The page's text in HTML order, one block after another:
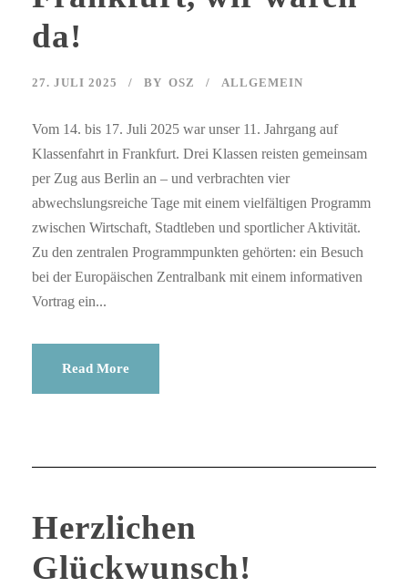
da!
27. JULI 2025 BY OSZ ALLGEMEIN
Vom 14. bis 17. Juli 2025 war unser 11. Jahrgang auf
Klassenfahrt in Frankfurt. Drei Klassen reisten gemeinsam
per Zug aus Berlin an – und verbrachten vier
abwechslungsreiche Tage mit einem vielfältigen Programm
zwischen Wirtschaft, Stadtleben und sportlicher Aktivität.
Zu den zentralen Programmpunkten gehörten: ein Besuch
bei der Europäischen Zentralbank mit einem informativen
Vortrag ein...
Read More
Herzlichen
Glückwunsch!